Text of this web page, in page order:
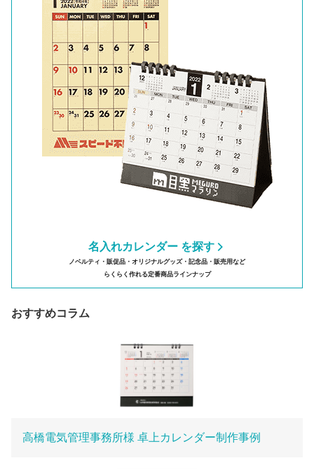
名入れカレンダー を探す
ノベルティ・販促品・オリジナルグッズ・記念品・販売用など
らくらく作れる定番商品ラインナップ
おすすめコラム
高橋電気管理事務所様 卓上カレンダー制作事例